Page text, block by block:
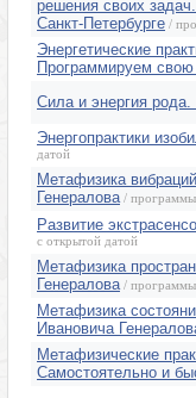
решения своих
Санкт-Петербурге /
Энергетические
Программируем свою
Сила и энергия
Энергопрактики
датой
Метафизика
Генералова /
Развитие
с открытой датой
Метафизика
Генералова /
Метафизика
Ивановича
Метафизические
Самостоятельно и